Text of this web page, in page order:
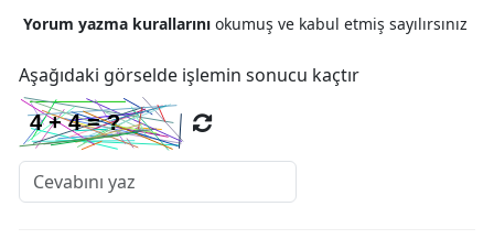
Yorum yazma kurallarını okumuş ve kabul etmiş sayılırsınız
Aşağıdaki görselde işlemin sonucu kaçtır